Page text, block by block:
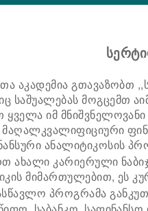
აკადემია გთავაზობთ
საშუალებას მოგცემთ
იმ მნიშვნელოვანი
ანალიტიკოსის
ახალი კარიერული
მიმართულებით, ეს
პროგრამა